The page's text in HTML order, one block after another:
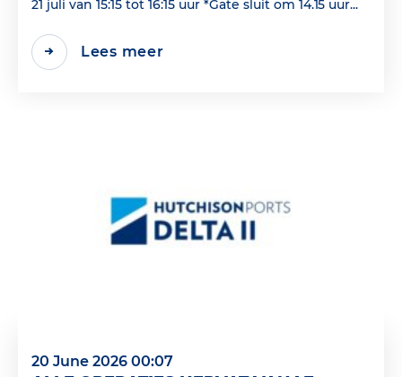
21 juli van 15:15 tot 16:15 uur *Gate sluit om 14.15 uur...
Lees meer
20 June 2026 00:07